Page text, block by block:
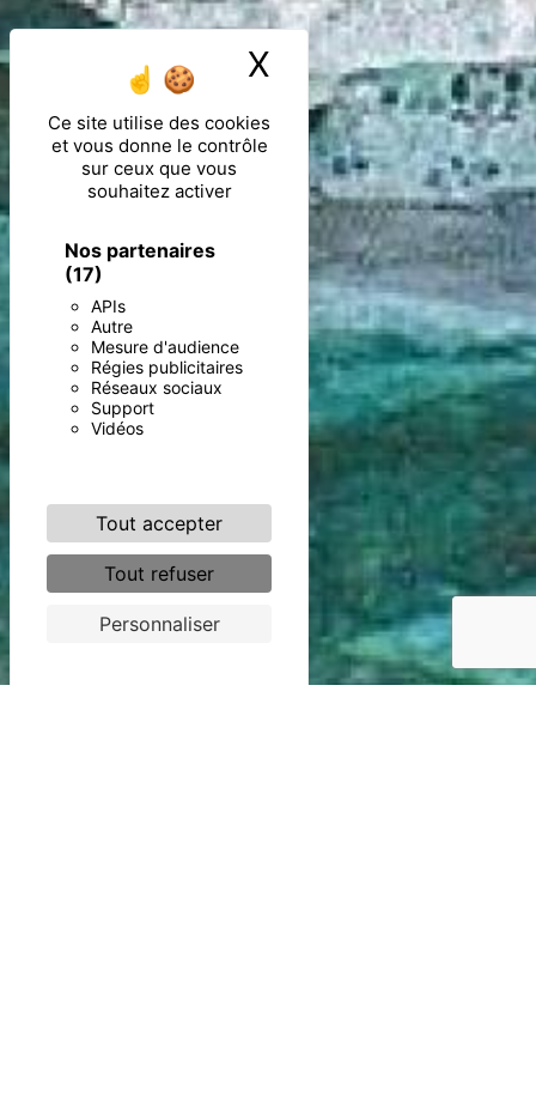
Ce site utilise des cookies
et vous donne le contrôle
sur ceux que vous
souhaitez activer
Nos partenaires
(17)
APIs
Autre
Mesure d'audience
Régies publicitaires
Réseaux sociaux
Support
Vidéos
Tout accepter
Tout refuser
Personnaliser
X Masquer le